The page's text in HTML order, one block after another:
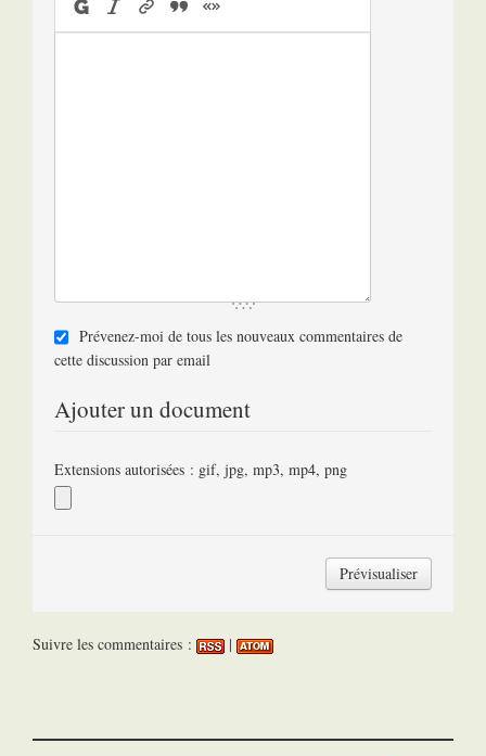
Prévenez-moi de tous les nouveaux commentaires de
cette discussion par email
Ajouter un document
Extensions autorisées : gif, jpg, mp3, mp4, png
Suivre les commentaires : |